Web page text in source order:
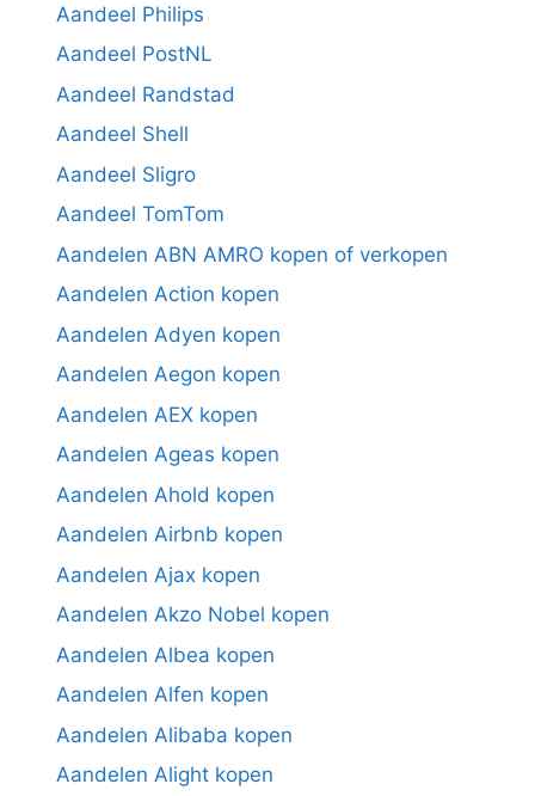
Aandeel Philips
Aandeel PostNL
Aandeel Randstad
Aandeel Shell
Aandeel Sligro
Aandeel TomTom
Aandelen ABN AMRO kopen of verkopen
Aandelen Action kopen
Aandelen Adyen kopen
Aandelen Aegon kopen
Aandelen AEX kopen
Aandelen Ageas kopen
Aandelen Ahold kopen
Aandelen Airbnb kopen
Aandelen Ajax kopen
Aandelen Akzo Nobel kopen
Aandelen Albea kopen
Aandelen Alfen kopen
Aandelen Alibaba kopen
Aandelen Alight kopen